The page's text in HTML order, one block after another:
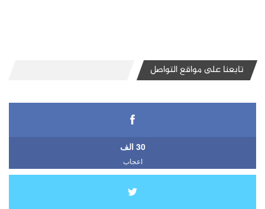
تابعنا على مواقع التواصل
30 الف
اعجاب